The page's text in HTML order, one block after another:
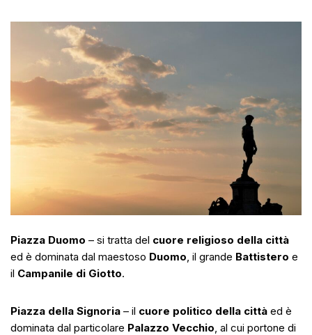
Piazza Duomo – si tratta del cuore religioso della città
ed è dominata dal maestoso Duomo , il grande Battistero e
il Campanile di Giotto.
Piazza della Signoria – il cuore politico della città ed è
dominata dal particolare Palazzo Vecchio , al cui portone di